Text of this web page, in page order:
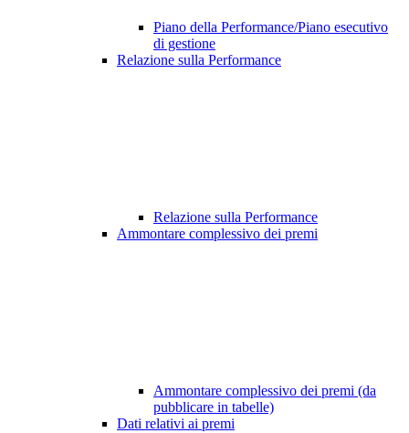
Piano della Performance/Piano esecutivo
di gestione
Relazione sulla Performance
Relazione sulla Performance
Ammontare complessivo dei premi
Ammontare complessivo dei premi (da
pubblicare in tabelle)
Dati relativi ai premi